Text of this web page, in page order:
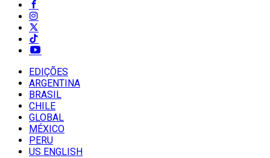
EDIÇÕES
ARGENTINA
BRASIL
CHILE
GLOBAL
MÉXICO
PERU
US ENGLISH